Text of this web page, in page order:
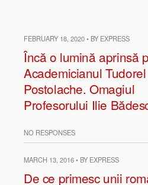
FEBRUARY 18, 2020 • BY EXPRESS
Încă o lumină aprinsă
Academicianul Tudorel
Postolache. Omagiul
Profesorului Ilie
NO RESPONSES
MARCH 13, 2016 • BY EXPRESS
De ce primesc unii